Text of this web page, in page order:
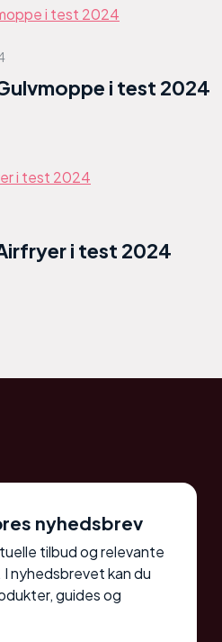
i test 2024
i test 2024
nyhedsbrev
tilbud og relevante
nyhedsbrevet kan du
guides og